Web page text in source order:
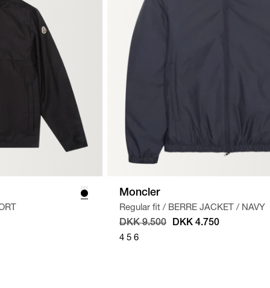
Moncler
Regular fit / BERRE JACKET / NAVY
DKK 9.500 DKK 4.750
4 5 6